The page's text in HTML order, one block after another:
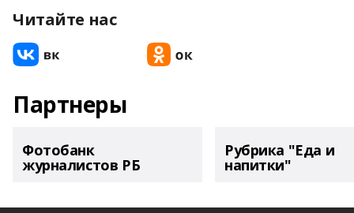
Читайте нас
Партнеры
Фотобанк
журналистов РБ
Рубрика "Еда и
напитки"